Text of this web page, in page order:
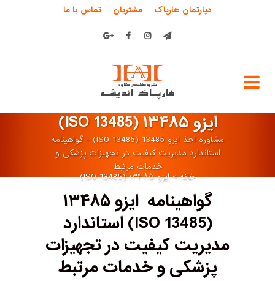
دپارتمان هارپاک مشتریان تماس با ما
ایزو ۱۳۴۸۵ (ISO 13485)
مشاوره اخذ ایزو 13485 (ISO 13485) - گواهینامه
استاندارد مدیریت کیفیت در تجهیزات پزشکی و
خدمات مرتبط
خانه>ایزو ۱۳۴۸۵ (ISO 13485)
گواهینامه ایزو ۱۳۴۸۵
(ISO 13485) استاندارد
مدیریت کیفیت در تجهیزات
پزشکی و خدمات مرتبط